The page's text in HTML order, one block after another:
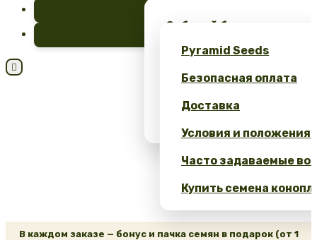
Забирай бесплатные
Seeds!
Получите 10% скидку
Калькулятор выгоды:
Pyramid Seeds
Безопасная оплата
Доставка
Условия и положения
Часто задаваемые
Купить семена

В каждом заказе — бонус и пачка семян в подарок (от 1